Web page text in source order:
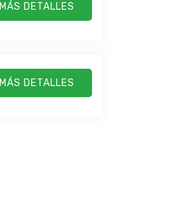
MÁS DETALLES
MÁS DETALLES